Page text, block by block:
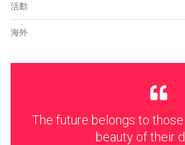
活動
海外
The future belongs to
beauty of their